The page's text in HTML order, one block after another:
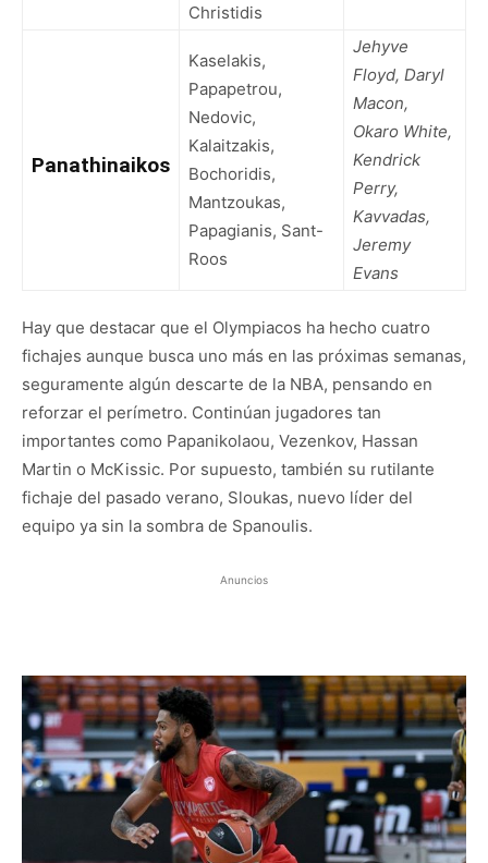
Christidis
Panathinaikos
Kaselakis,
Papapetrou,
Nedovic,
Kalaitzakis,
Bochoridis,
Mantzoukas,
Papagianis, Sant-
Roos
Jehyve
Floyd, Daryl
Macon,
Okaro White,
Kendrick
Perry,
Kavvadas,
Jeremy
Evans
Hay que destacar que el Olympiacos ha hecho cuatro
fichajes aunque busca uno más en las próximas semanas,
seguramente algún descarte de la NBA, pensando en
reforzar el perímetro. Continúan jugadores tan
importantes como Papanikolaou, Vezenkov, Hassan
Martin o McKissic. Por supuesto, también su rutilante
fichaje del pasado verano, Sloukas, nuevo líder del
equipo ya sin la sombra de Spanoulis.
Anuncios